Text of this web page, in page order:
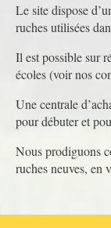
Le site dispose
ruches utilisées
Il est possible sur
écoles (voir nos
Une centrale
pour débuter et
Nous prodiguons
ruches neuves, en